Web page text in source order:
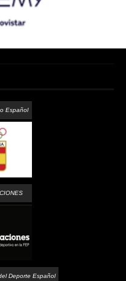
Español
Deporte Español